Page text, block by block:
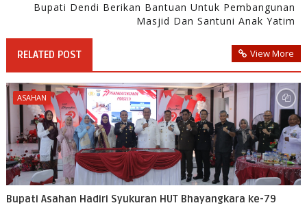
Bupati Dendi Berikan Bantuan Untuk Pembangunan
Masjid Dan Santuni Anak Yatim
RELATED POST View More
ASAHAN
Bupati Asahan Hadiri Syukuran HUT Bhayangkara ke-79